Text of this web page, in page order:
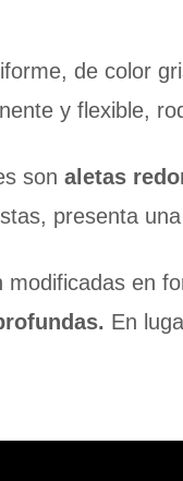
de color
y flexible,
son aletas
presenta
en
En